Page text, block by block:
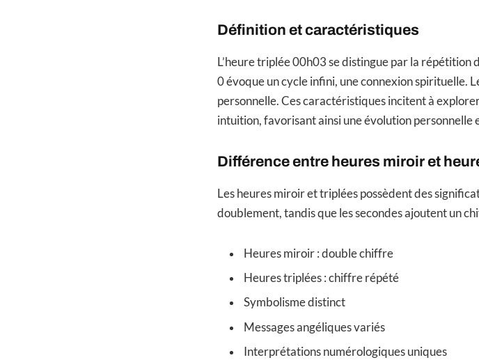
Définition et caractéristiques
L’heure triplée 00h03 se distingue par la répétition
0 évoque un cycle infini, une connexion spirituelle.
personnelle. Ces caractéristiques incitent à
intuition, favorisant ainsi une évolution personnelle
Différence entre heures miroir et
Les heures miroir et triplées possèdent des
doublement, tandis que les secondes ajoutent un
Heures miroir : double chiffre
Heures triplées : chiffre répété
Symbolisme distinct
Messages angéliques variés
Interprétations numérologiques uniques